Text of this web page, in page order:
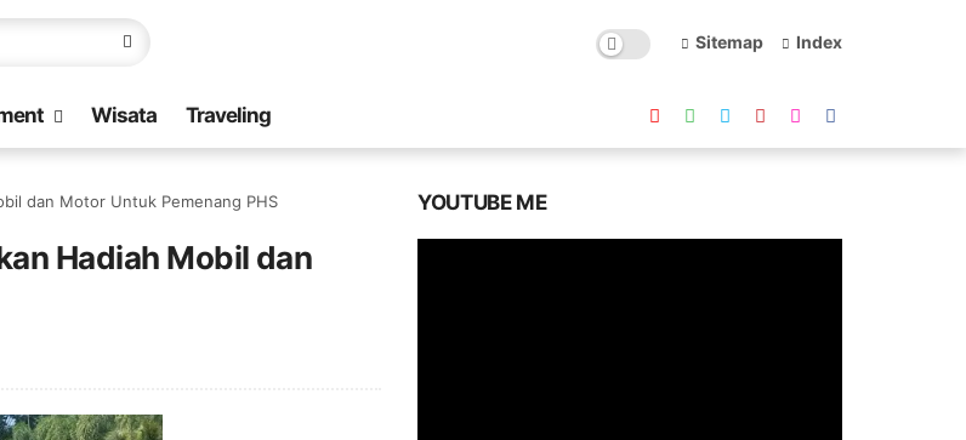
Sitemap Index
Wisata Traveling
dan Motor Untuk Pemenang PHS
Hadiah Mobil dan
YOUTUBE ME